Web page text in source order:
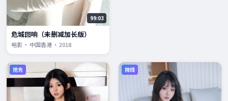
99:03
危城回响（未删减加长版）
电影 · 中国香港 · 2018
抢先 院线